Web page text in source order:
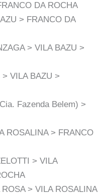
DA ROCHA
> FRANCO DA
> VILA BAZU >
> VILA BAZU >
Fazenda Belem) >
ROSALINA > FRANCO
> VILA
> VILA ROSALINA